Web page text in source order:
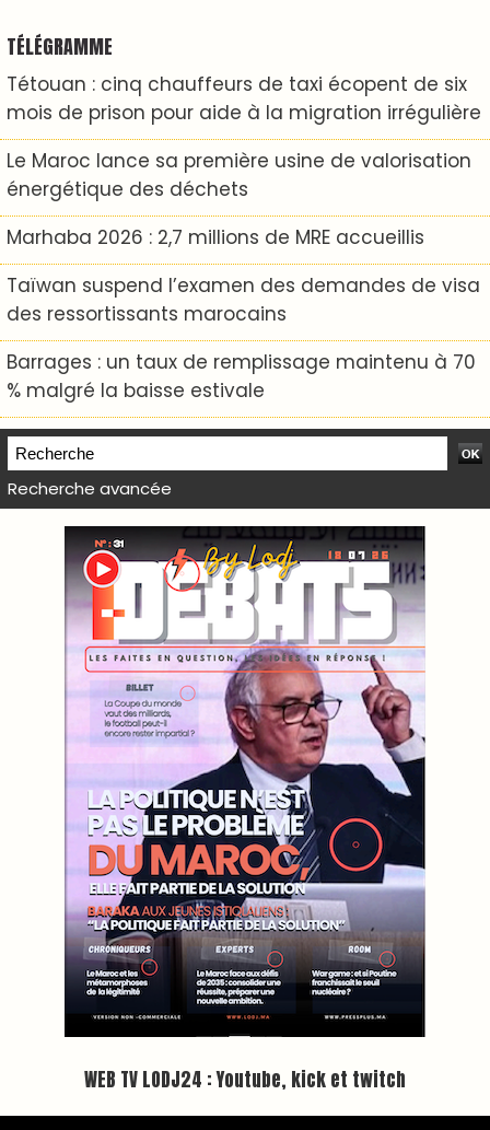
TÉLÉGRAMME
Tétouan : cinq chauffeurs de taxi écopent de six
mois de prison pour aide à la migration irrégulière
Le Maroc lance sa première usine de valorisation
énergétique des déchets
Marhaba 2026 : 2,7 millions de MRE accueillis
Taïwan suspend l’examen des demandes de visa
des ressortissants marocains
Barrages : un taux de remplissage maintenu à 70
% malgré la baisse estivale
Recherche avancée
WEB TV LODJ24 : Youtube, kick et twitch